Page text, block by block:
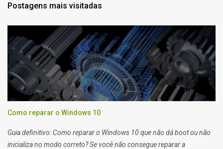
Postagens mais visitadas
Como reparar o Windows 10
Guia definitivo: Como reparar o Windows 10 que não dá boot ou não
inicializa no modo correto? Se você não consegue reparar a